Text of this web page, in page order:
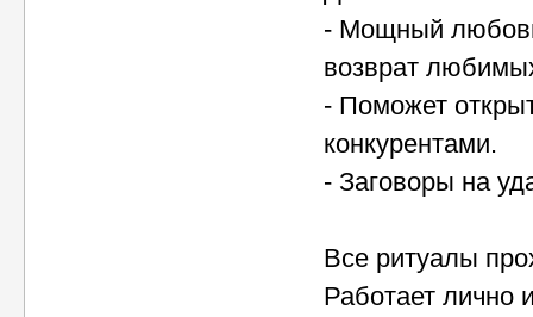
- Мощный
возврат
- Поможет
конкурентами.
- Заговоры на
Все ритуалы
Работает лично